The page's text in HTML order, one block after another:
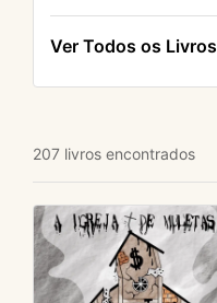
Ver Todos os Livros
207 livros encontrados